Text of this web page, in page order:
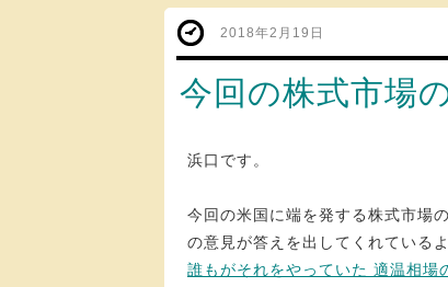
2018年2月19日
今回の株式市場
浜口です。
今回の米国に端を発する株式市場
の意見が答えを出してくれている
誰もがそれをやっていた 適温相場